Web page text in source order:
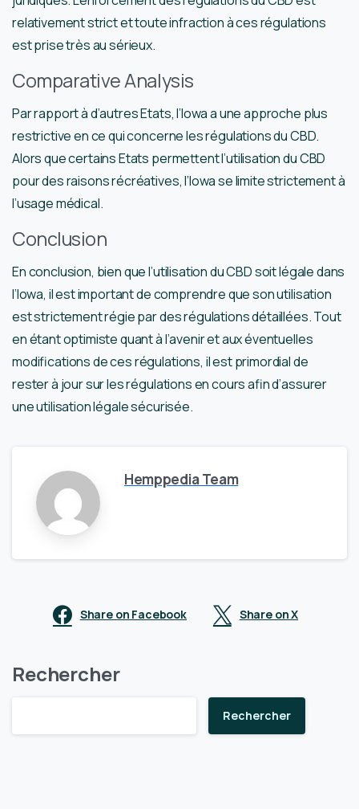
relativement strict et toute infraction à ces régulations
est prise très au sérieux.
Comparative Analysis
Par rapport à d’autres Etats, l’Iowa a une approche plus
restrictive en ce qui concerne les régulations du CBD.
Alors que certains Etats permettent l’utilisation du CBD
pour des raisons récréatives, l’Iowa se limite strictement à
l’usage médical.
Conclusion
En conclusion, bien que l’utilisation du CBD soit légale dans
l’Iowa, il est important de comprendre que son utilisation
est strictement régie par des régulations détaillées. Tout
en étant optimiste quant à l’avenir et aux éventuelles
modifications de ces régulations, il est primordial de
rester à jour sur les régulations en cours afin d’assurer
une utilisation légale sécurisée.
Hemppedia Team
Share on Facebook Share on X
Rechercher
Rechercher